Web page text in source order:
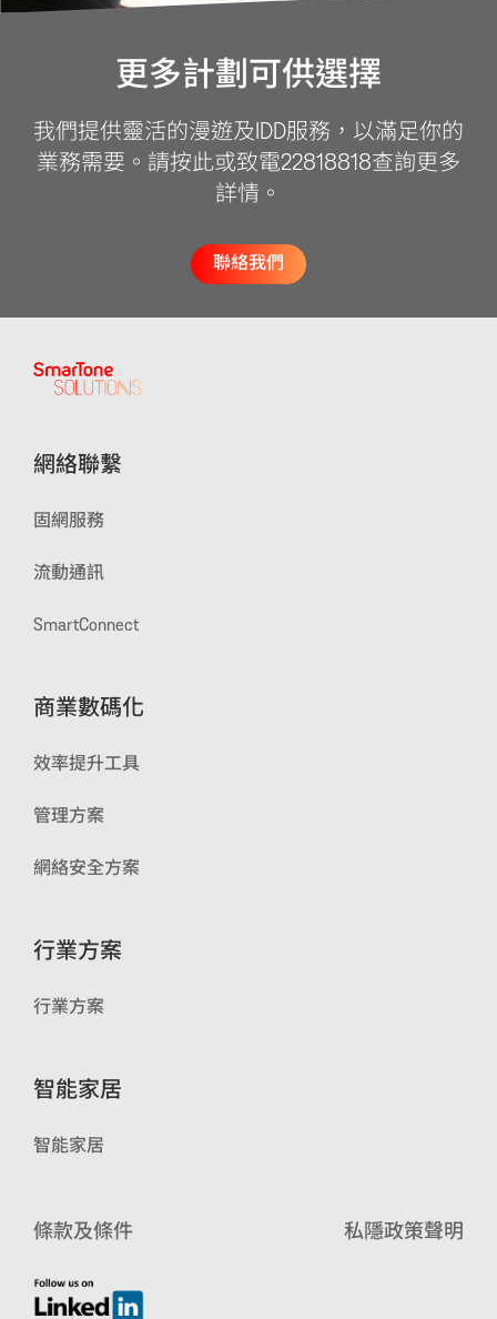
更多計劃可供選擇
我們提供靈活的漫遊及IDD服務，以滿足你的
業務需要。請按此或致電22818818查詢更多
詳情。
聯絡我們
網絡聯繫
固網服務
流動通訊
SmartConnect
商業數碼化
效率提升工具
管理方案
網絡安全方案
行業方案
行業方案
智能家居
智能家居
條款及條件 私隱政策聲明